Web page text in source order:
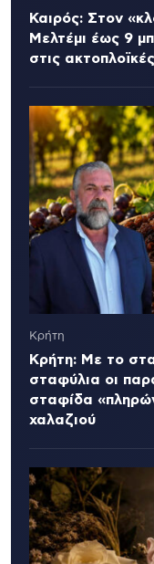
Καιρός: Στον
Μελτέμι έως 9
στις
Κρήτη
Κρήτη: Με το
σταφύλια οι
σταφίδα
χαλαζιού